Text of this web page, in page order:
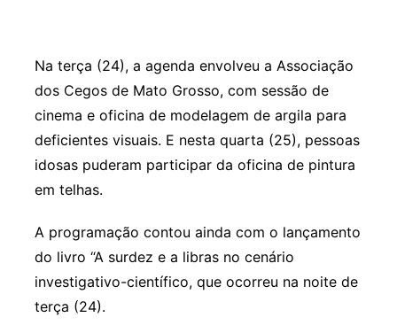
Na terça (24), a agenda envolveu a Associação
dos Cegos de Mato Grosso, com sessão de
cinema e oficina de modelagem de argila para
deficientes visuais. E nesta quarta (25), pessoas
idosas puderam participar da oficina de pintura
em telhas.
A programação contou ainda com o lançamento
do livro “A surdez e a libras no cenário
investigativo-científico, que ocorreu na noite de
terça (24).